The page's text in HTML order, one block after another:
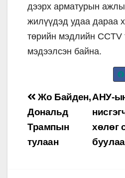
дээрх арматурын
жилүүдэд удаа дараа
төрийн мэдлийн CCTV
мэдээлсэн байна.
Post
navigation
АНУ-
хөлөг
буулаа
Жо Байден,
Дональд
Трампын
тулаан